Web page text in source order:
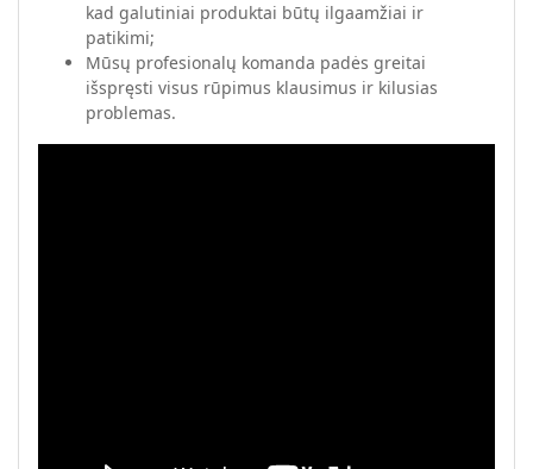
kad galutiniai produktai būtų ilgaamžiai ir
patikimi;
Mūsų profesionalų komanda padės greitai
išspręsti visus rūpimus klausimus ir kilusias
problemas.